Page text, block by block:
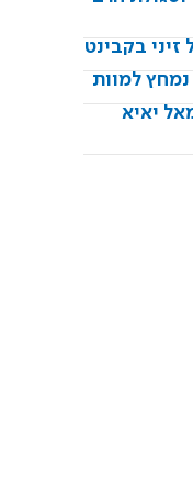
בקבינט
נמחץ למוות
יאיא